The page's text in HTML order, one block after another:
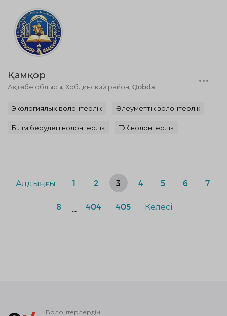
Қамқор
Ақтөбе облысы, Хобдинский район, Qobda
Экологиялық волонтерлік Әлеуметтік волонтерлік
Білім берудегі волонтерлік ТЖ волонтерлік
Алдыңғы 1 2 3 4 5 6 7
8 404 405 Келесі
Волонтерлердің